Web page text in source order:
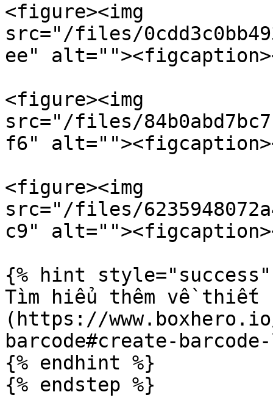
<figure><img
src="/files/
ee"
<figure><img
src="/files/
f6"
<figure><img
src="/files/
c9"
{% hint style="success"
Tìm hiểu thêm về thiết
(https://
barcode#create-
{% endhint %}
{% endstep %}